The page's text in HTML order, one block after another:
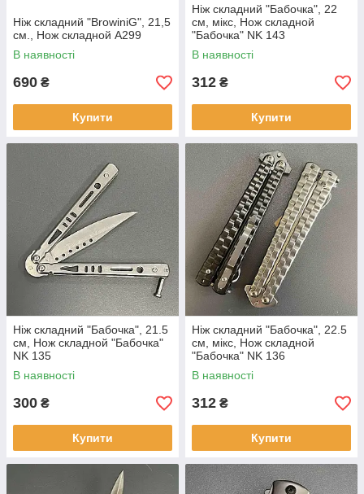
Ніж складний "BrowiniG", 21,5
см., Нож складной A299
В наявності
690 ₴
Купити
Ніж складний "Бабочка", 22
см, мікс, Нож складной
"Бабочка" NK 143
В наявності
312 ₴
Купити
Ніж складний "Бабочка", 21.5
см, Нож складной "Бабочка"
NK 135
В наявності
300 ₴
Купити
Ніж складний "Бабочка", 22.5
см, мікс, Нож складной
"Бабочка" NK 136
В наявності
312 ₴
Купити